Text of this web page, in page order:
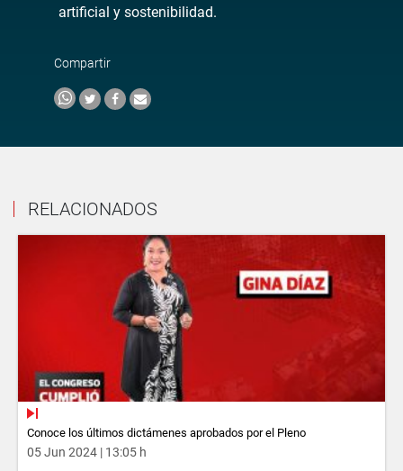
artificial y sostenibilidad.
Compartir
RELACIONADOS
Conoce los últimos dictámenes aprobados por el Pleno
05 Jun 2024 | 13:05 h